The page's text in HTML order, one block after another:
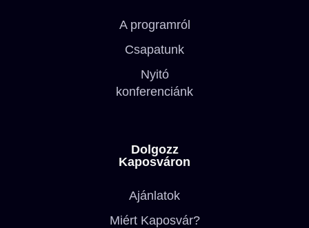
A programról
Csapatunk
Nyitó
konferenciánk
Dolgozz
Kaposváron
Ajánlatok
Miért Kaposvár?